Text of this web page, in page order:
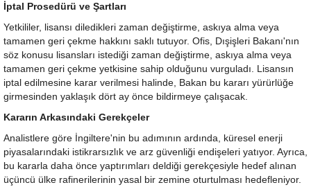
İptal Prosedürü ve Şartları
Yetkililer, lisansı diledikleri zaman değiştirme, askıya alma veya
tamamen geri çekme hakkını saklı tutuyor. Ofis, Dışişleri Bakanı'nın
söz konusu lisansları istediği zaman değiştirme, askıya alma veya
tamamen geri çekme yetkisine sahip olduğunu vurguladı. Lisansın
iptal edilmesine karar verilmesi halinde, Bakan bu kararı yürürlüğe
girmesinden yaklaşık dört ay önce bildirmeye çalışacak.
Kararın Arkasındaki Gerekçeler
Analistlere göre İngiltere'nin bu adımının ardında, küresel enerji
piyasalarındaki istikrarsızlık ve arz güvenliği endişeleri yatıyor. Ayrıca,
bu kararla daha önce yaptırımları deldiği gerekçesiyle hedef alınan
üçüncü ülke rafinerilerinin yasal bir zemine oturtulması hedefleniyor.